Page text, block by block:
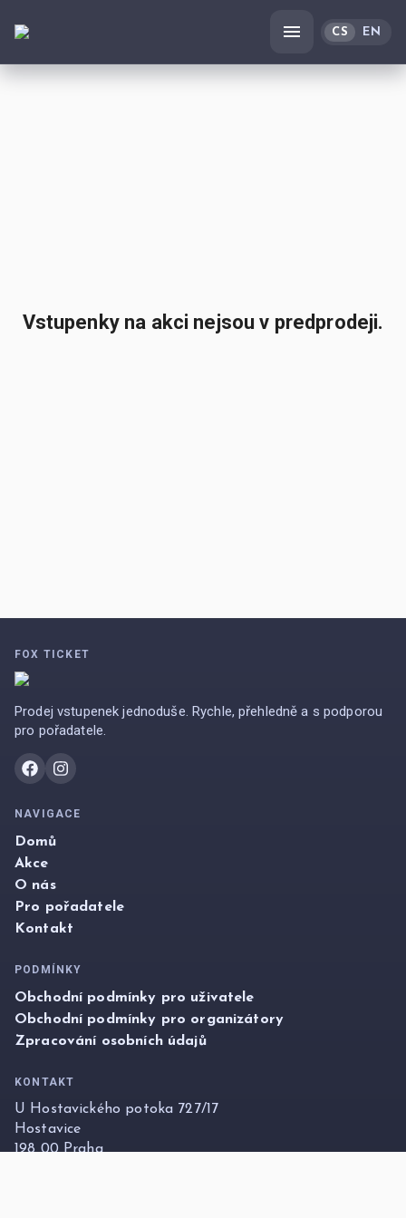
CS EN
Vstupenky na akci nejsou v predprodeji.
FOX TICKET
Prodej vstupenek jednoduše. Rychle, přehledně a s podporou
pro pořadatele.
NAVIGACE
Domů
Akce
O nás
Pro pořadatele
Kontakt
PODMÍNKY
Obchodní podmínky pro uživatele
Obchodní podmínky pro organizátory
Zpracování osobních údajů
KONTAKT
U Hostavického potoka 727/17
Hostavice
198 00 Praha